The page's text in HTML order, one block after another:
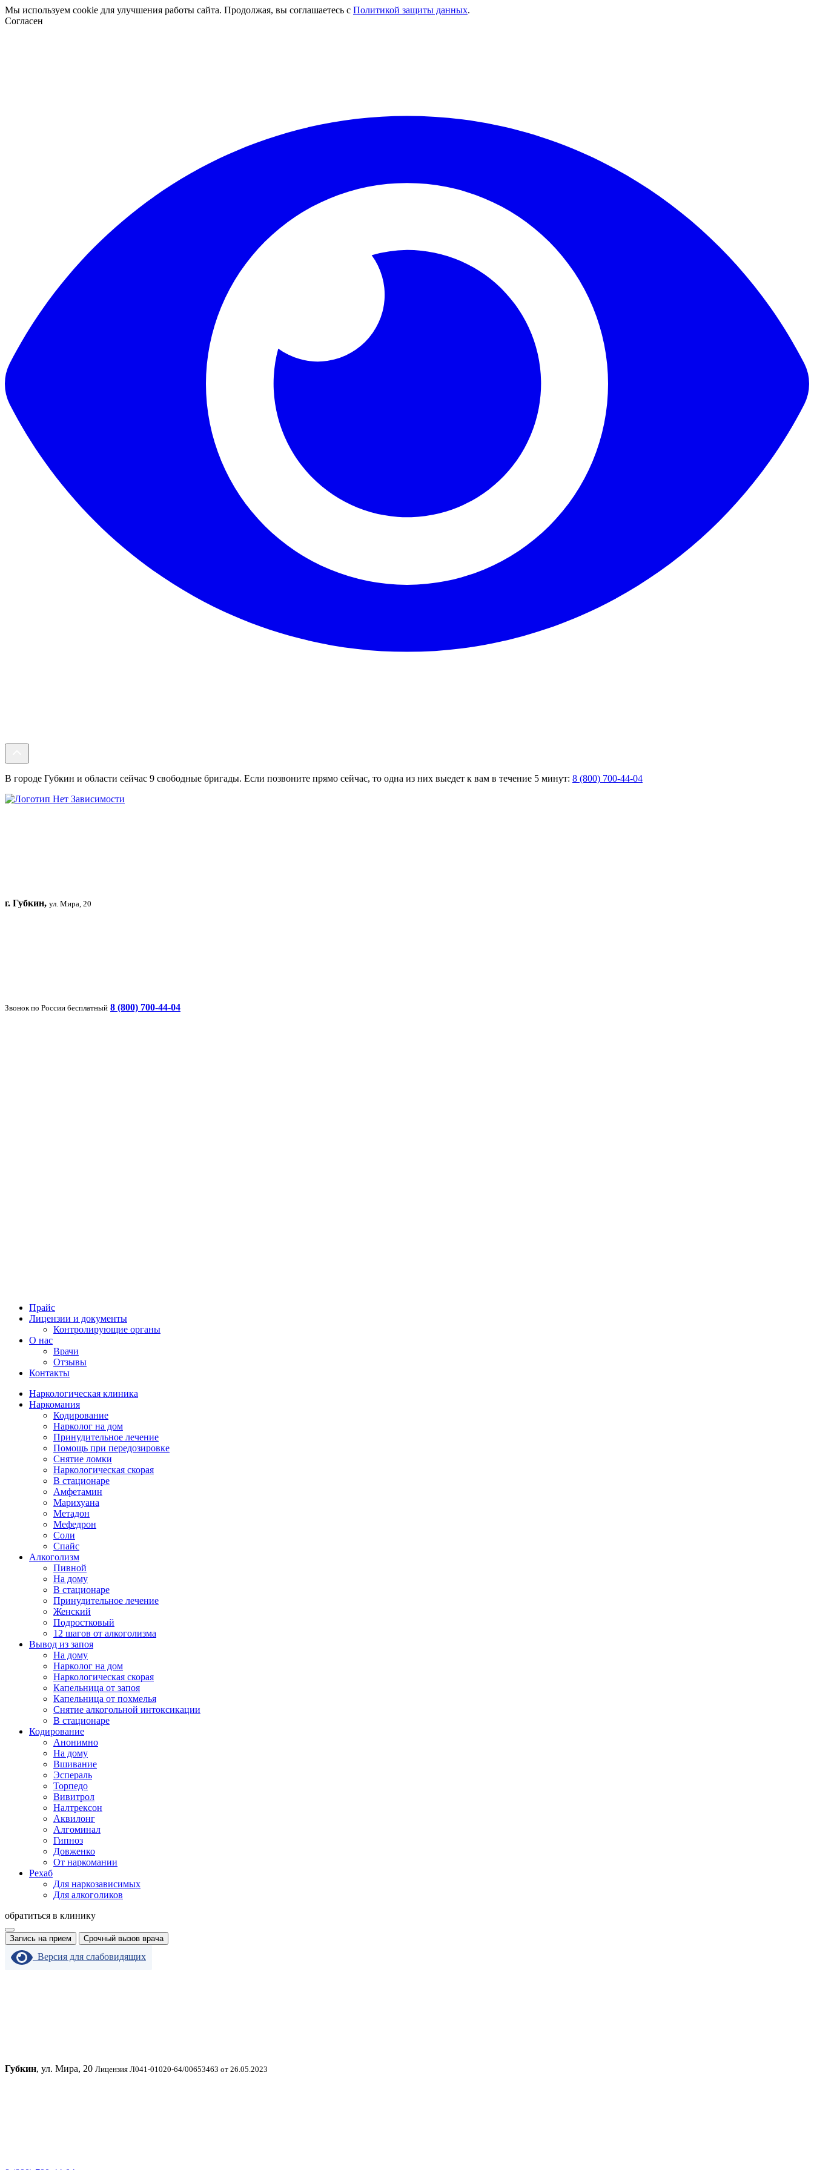
Мы используем cookie для улучшения работы сайта. Продолжая, вы соглашаетесь с Политикой защиты данных.
Согласен
В городе Губкин и области сейчас 9 свободные бригады. Если позвоните прямо сейчас, то одна из них выедет к вам в течение 5 минут: 8 (800) 700-44-04
г. Губкин, ул. Мира, 20
Звонок по России бесплатный 8 (800) 700-44-04
Прайс
Лицензии и документы
Контролирующие органы
О нас
Врачи
Отзывы
Контакты
Наркологическая клиника
Наркомания
Кодирование
Нарколог на дом
Принудительное лечение
Помощь при передозировке
Снятие ломки
Наркологическая скорая
В стационаре
Амфетамин
Марихуана
Метадон
Мефедрон
Соли
Спайс
Алкоголизм
Пивной
На дому
В стационаре
Принудительное лечение
Женский
Подростковый
12 шагов от алкоголизма
Вывод из запоя
На дому
Нарколог на дом
Наркологическая скорая
Капельница от запоя
Капельница от похмелья
Снятие алкогольной интоксикации
В стационаре
Кодирование
Анонимно
На дому
Вшивание
Эспераль
Торпедо
Вивитрол
Налтрексон
Аквилонг
Алгоминал
Гипноз
Довженко
От наркомании
Рехаб
Для наркозависимых
Для алкоголиков
обратиться в клинику
Запись на прием Срочный вызов врача
Версия для слабовидящих
Губкин, ул. Мира, 20 Лицензия Л041-01020-64/00653463 от 26.05.2023